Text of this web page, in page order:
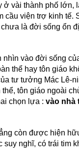
vài thành phố lớn,
viện trợ kinh tế.
là đời sống ổn
nhìn vào đời sống
thể hay tôn giáo
tư tưởng Mác Lê-
tôn giáo ngoài
chọn lựa : vào nhà
còn được hiện
nghĩ, có trái tim